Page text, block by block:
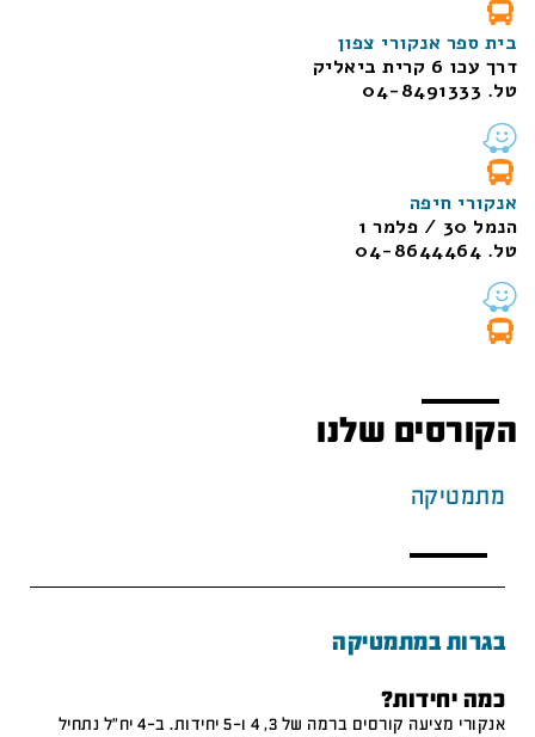
בית ספר אנקורי צפון
דרך עכו 6 קרית ביאליק
טל. 04-8491333
אנקורי חיפה
הנמל 30 / פלמר 1
טל. 04-8644464
הקורסים שלנו
מתמטיקה
בגרות במתמטיקה
כמה יחידות?
אנקורי מציעה קורסים ברמה של 3, 4 ו-5 יחידות. ב-4 יח"ל נתחיל